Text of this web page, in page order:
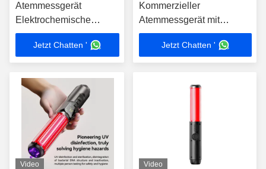
Atemmessgerät
Elektrochemische
Brennstoffzelle Sensor
Atemmessgerät 0-180
mg/100 mI
Jetzt Chatten '
Kommerzieller
Atemmessgerät mit
einfachem und
benutzerfreundlichem
Design
Jetzt Chatten '
Video Video